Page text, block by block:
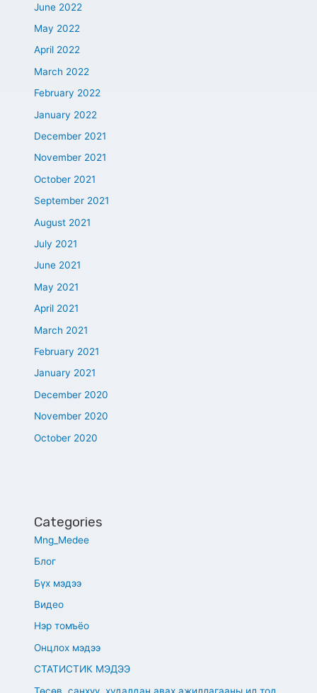
June 2022
May 2022
April 2022
March 2022
February 2022
January 2022
December 2021
November 2021
October 2021
September 2021
August 2021
July 2021
June 2021
May 2021
April 2021
March 2021
February 2021
January 2021
December 2020
November 2020
October 2020
Categories
Mng_Medee
Блог
Бүх мэдээ
Видео
Нэр томъёо
Онцлох мэдээ
СТАТИСТИК МЭДЭЭ
Төсөв, санхүү, худалдан авах ажиллагааны ил тод